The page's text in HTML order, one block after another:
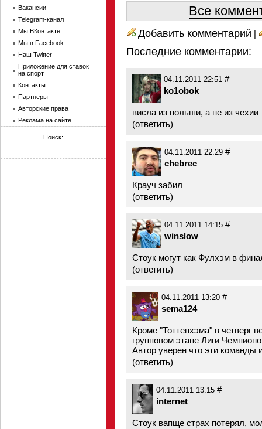
Все
Добавить комментарий |
Последние комментарии:
04.11.2011 22:51 #
ko1obok
висла из польши, а не из чехии
(ответить)
04.11.2011 22:29 #
chebrec
Крауч забил
(ответить)
04.11.2011 14:15 #
winslow
Стоук могут как Фулхэм в
(ответить)
04.11.2011 13:20 #
sema124
Кроме "Тоттенхэма" в четверг
групповом этапе Лиги
Автор уверен что эти команды
(ответить)
04.11.2011 13:15 #
internet
Стоук вапще страх потерял,
Вакансии
Telegram-канал
Мы ВКонтакте
Мы в Facebook
Наш Twitter
Приложение для ставок
на спорт
Контакты
Партнеры
Авторские права
Реклама на сайте
Поиск: